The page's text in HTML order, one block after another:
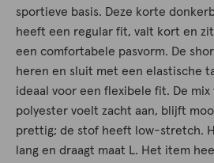
sportieve basis. Deze korte
heeft een regular fit, valt kort en
een comfortabele pasvorm. De
heren en sluit met een elastische
ideaal voor een flexibele fit. De mix
polyester voelt zacht aan, blijft
prettig; de stof heeft low-stretch.
lang en draagt maat L. Het item